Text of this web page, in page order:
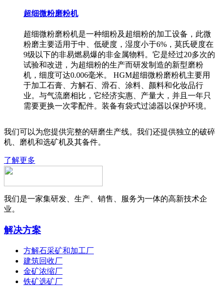
超细微粉磨粉机
超细微粉磨粉机是一种细粉及超细粉的加工设备，此微
粉磨主要适用于中、低硬度，湿度小于6%，莫氏硬度在
9级以下的非易燃易爆的非金属物料。它是经过20多次的
试验和改进，为超细粉的生产而研发制造的新型磨粉
机，细度可达0.006毫米。 HGM超细微粉磨粉机主要用
于加工石膏、方解石、滑石、涂料、颜料和化妆品行
业。与气流磨相比，它经济实惠、产量大，并且一年只
需要更换一次零配件。装备有袋式过滤器以保护环境。
我们可以为您提供完整的研磨生产线。我们还提供独立的破碎
机、磨机和选矿机及其备件。
了解更多
我们是一家集研发、生产、销售、服务为一体的高新技术企
业。
解决方案
方解石采矿和加工厂
建筑回收厂
金矿浓缩厂
铁矿选矿厂